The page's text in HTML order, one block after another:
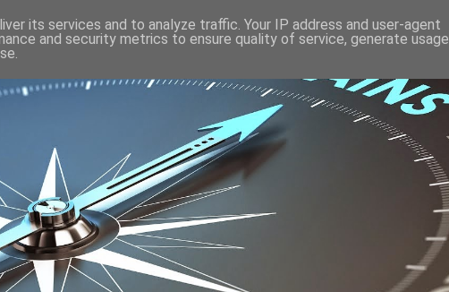
its services and to analyze traffic. Your IP address and user-agent
and security metrics to ensure quality of service, generate usage